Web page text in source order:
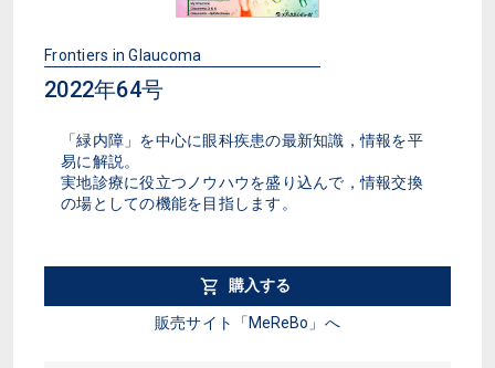
Frontiers in Glaucoma
2022年64号
「緑内障」を中心に眼科疾患の最新知識，情報を平
易に解説。
実地診療に役立つノウハウを盛り込んで，情報交換
の場としての機能を目指します。
購入する
販売サイト「MeReBo」へ